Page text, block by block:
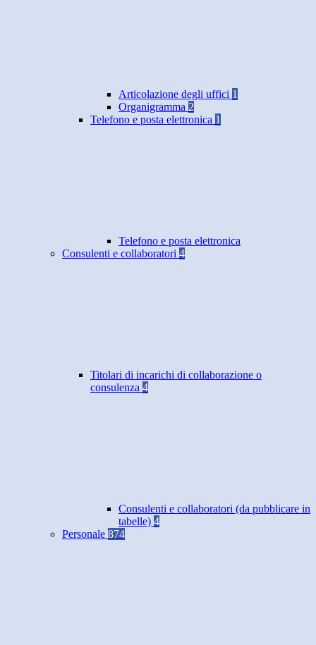
Articolazione degli uffici 1
Organigramma 2
Telefono e posta elettronica 1
Telefono e posta elettronica
Consulenti e collaboratori 4
Titolari di incarichi di collaborazione o
consulenza 4
Consulenti e collaboratori (da pubblicare in
tabelle) 4
Personale 874